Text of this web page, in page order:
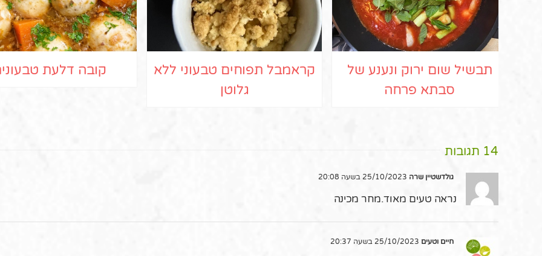
קובה דלעת
קראמבל תפוחים טבעוני ללא
גלוטן
תבשיל שום ירוק ונענע של
סבתא פרחה
14 תגובות
גולדשטיין שרה
נראה טעים מאוד.מחר מכינה
חיים וטעים